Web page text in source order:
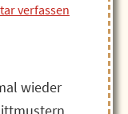
verfassen
wieder